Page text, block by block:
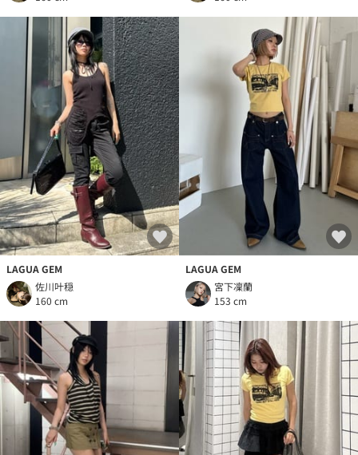
LAGUA GEM
佐川叶穏
160 cm
LAGUA GEM
宮下凜蘭
153 cm